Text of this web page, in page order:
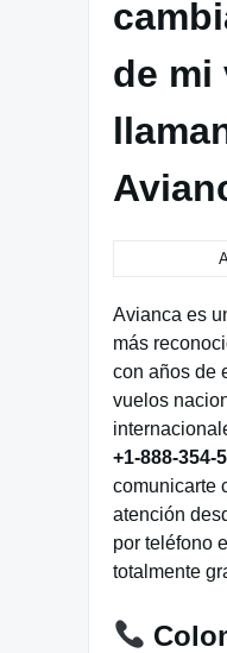
de mi
Avianca es
más
con años de
vuelos
+1-888-354-
comunicarte
atención
por teléfono
totalmente